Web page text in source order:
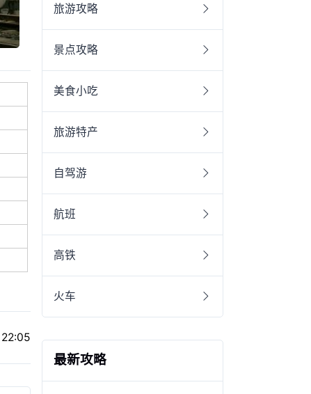
旅游攻略
景点攻略
美食小吃
旅游特产
自驾游
航班
高铁
火车
最新攻略